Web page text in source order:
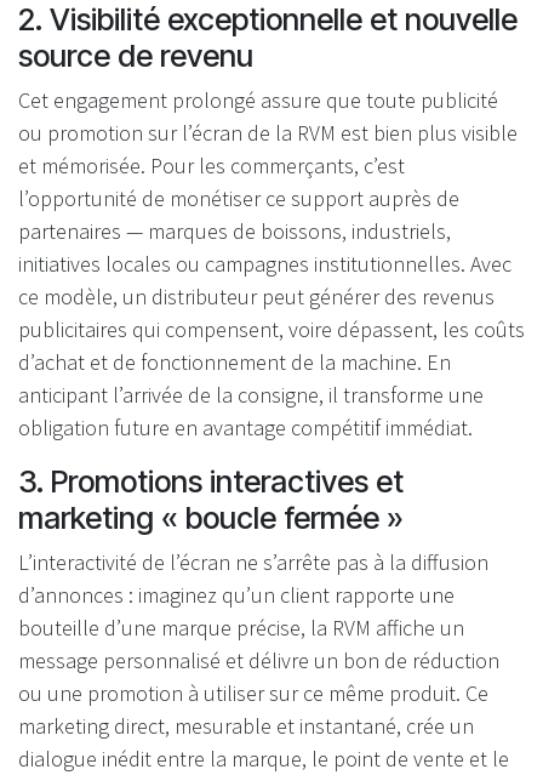
2. Visibilité exceptionnelle et nouvelle
source de revenu
Cet engagement prolongé assure que toute publicité
ou promotion sur l’écran de la RVM est bien plus visible
et mémorisée. Pour les commerçants, c’est
l’opportunité de monétiser ce support auprès de
partenaires — marques de boissons, industriels,
initiatives locales ou campagnes institutionnelles. Avec
ce modèle, un distributeur peut générer des revenus
publicitaires qui compensent, voire dépassent, les coûts
d’achat et de fonctionnement de la machine. En
anticipant l’arrivée de la consigne, il transforme une
obligation future en avantage compétitif immédiat.
3. Promotions interactives et
marketing « boucle fermée »
L’interactivité de l’écran ne s’arrête pas à la diffusion
d’annonces : imaginez qu’un client rapporte une
bouteille d’une marque précise, la RVM affiche un
message personnalisé et délivre un bon de réduction
ou une promotion à utiliser sur ce même produit. Ce
marketing direct, mesurable et instantané, crée un
dialogue inédit entre la marque, le point de vente et le